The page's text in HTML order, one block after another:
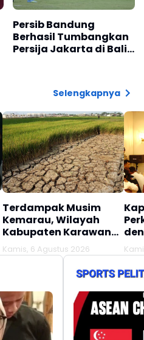
Persib Bandung
Berhasil Tumbangkan
Persija Jakarta di Bali,
Selengkapnya
Terdampak Musim
Kemarau, Wilayah
Kabupaten Karawang
Kekeringan Makin
Meluas
Kamis, 6 Agustus 2026